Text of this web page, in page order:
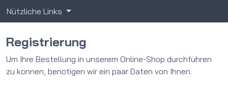
Nützliche Links
Registrierung
Um Ihre Bestellung in unserem Online-Shop durchführen
zu können, benötigen wir ein paar Daten von Ihnen.